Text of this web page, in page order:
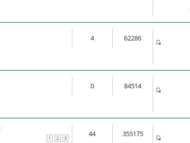
4 62286
0 84514
1 2 3
44 355175